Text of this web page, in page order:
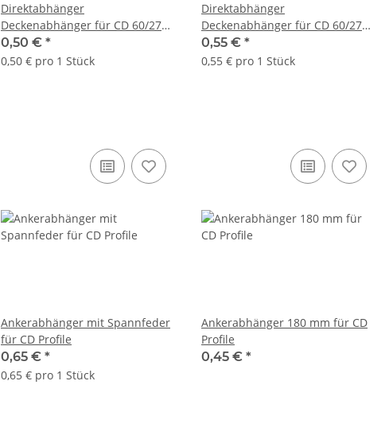
Direktabhänger
Deckenabhänger für CD 60/27
175 mm
0,50 € *
0,50 € pro 1 Stück
Direktabhänger
Deckenabhänger für CD 60/27
225 mm
0,55 € *
0,55 € pro 1 Stück
Ankerabhänger mit Spannfeder
für CD Profile
0,65 € *
0,65 € pro 1 Stück
Ankerabhänger 180 mm für CD
Profile
0,45 € *